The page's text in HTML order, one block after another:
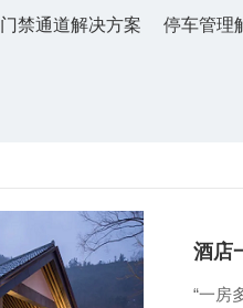
门禁通道解决方案 停车管理
酒店
“一房